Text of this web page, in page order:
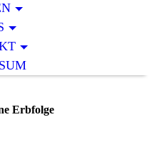
Erbfolge